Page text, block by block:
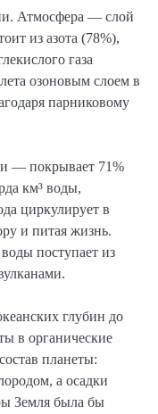
Атмосфера — слой
из азота (78%),
газа
озоновым слоем в
парниковому
— покрывает 71%
км³ воды,
циркулирует в
и питая жизнь.
поступает из
глубин до
в органические
планеты:
а осадки
Земля была бы